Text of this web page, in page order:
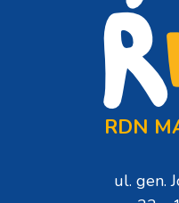
RDN
ul. gen.